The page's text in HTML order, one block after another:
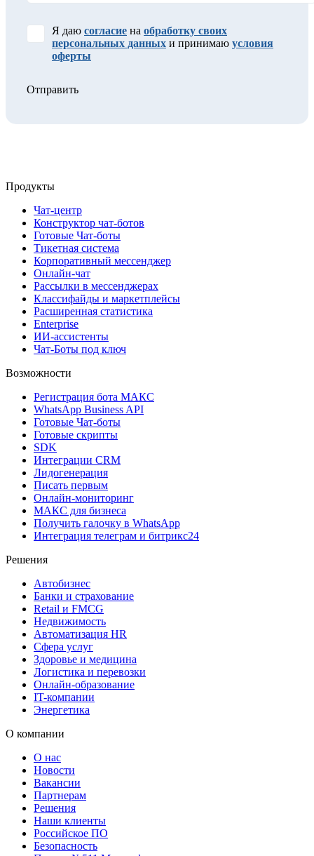
Я даю согласие на обработку своих
персональных данных и принимаю условия
оферты
Отправить
Продукты
Чат-центр
Конструктор чат-ботов
Готовые Чат-боты
Тикетная система
Корпоративный мессенджер
Онлайн-чат
Рассылки в мессенджерах
Классифайды и маркетплейсы
Расширенная статистика
Enterprise
ИИ-ассистенты
Чат-Боты под ключ
Возможности
Регистрация бота MAКС
WhatsApp Business API
Готовые Чат-боты
Готовые скрипты
SDK
Интеграции CRM
Лидогенерация
Писать первым
Онлайн-мониторинг
MAКС для бизнеса
Получить галочку в WhatsApp
Интеграция телеграм и битрикс24
Решения
Автобизнес
Банки и страхование
Retail и FMCG
Недвижимость
Автоматизация HR
Сфера услуг
Здоровье и медицина
Логистика и перевозки
Онлайн-образование
IT-компании
Энергетика
О компании
О нас
Новости
Вакансии
Партнерам
Решения
Наши клиенты
Российское ПО
Безопасность